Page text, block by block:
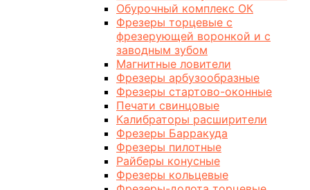
Обурочный комплекс ОК
Фрезеры торцевые с
фрезерующей воронкой и с
заводным зубом
Магнитные ловители
Фрезеры арбузообразные
Фрезеры стартово-оконные
Печати свинцовые
Калибраторы расширители
Фрезеры Барракуда
Фрезеры пилотные
Райберы конусные
Фрезеры кольцевые